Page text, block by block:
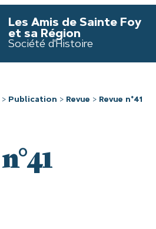
Les Amis de Sainte Foy
et sa Région
Société d'Histoire
> Publication > Revue > Revue n°41